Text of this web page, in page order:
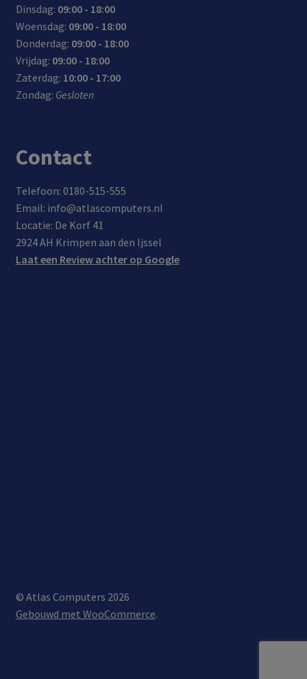
Dinsdag: 09:00 - 18:00
Woensdag: 09:00 - 18:00
Donderdag: 09:00 - 18:00
Vrijdag: 09:00 - 18:00
Zaterdag: 10:00 - 17:00
Zondag: Gesloten
Contact
Telefoon: 0180-515-555
Email: info@atlascomputers.nl
Locatie: De Korf 41
2924 AH Krimpen aan den Ijssel
Laat een Review achter op Google
© Atlas Computers 2026
Gebouwd met WooCommerce.